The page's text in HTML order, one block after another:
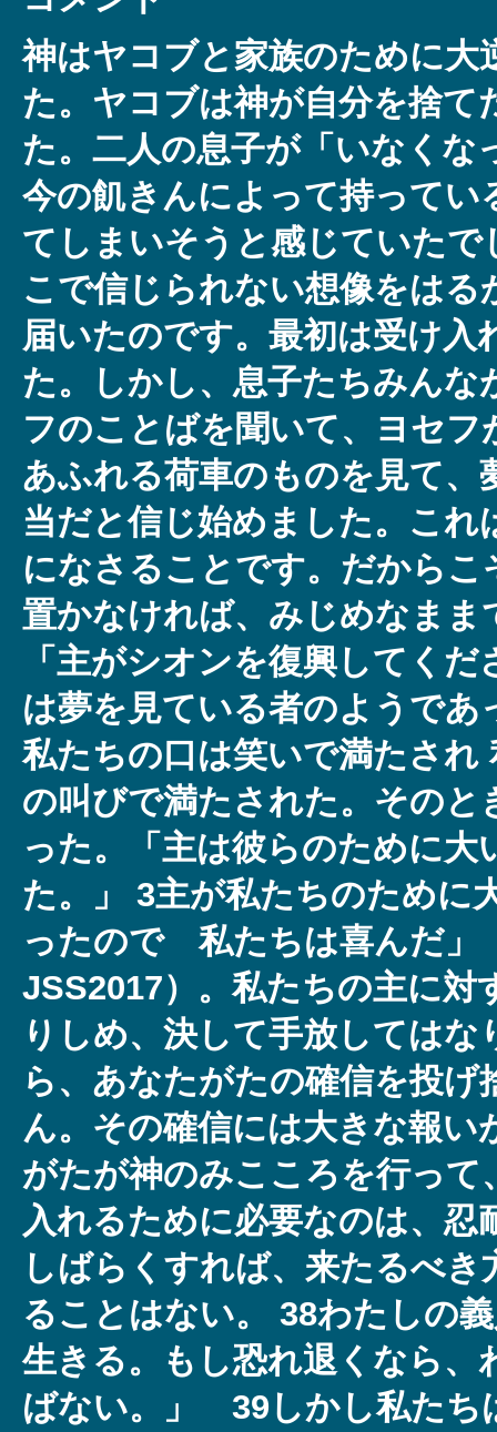
神はヤコブと家族のために大
た。ヤコブは神が自分を捨て
た。二人の息子が「いなくな
今の飢きんによって持ってい
てしまいそうと感じていたで
こで信じられない想像をはる
届いたのです。最初は受け入
た。しかし、息子たちみんな
フのことばを聞いて、ヨセ
あふれる荷車のものを見て、
当だと信じ始めました。これ
になさることです。だからこ
置かなければ、みじめなまま
「主がシオンを復興してく
は夢を見ている者のようで
私たちの口は笑いで満たされ
の叫びで満たされた。その
った。「主は彼らのために大
た。」 3主が私たちのために
ったので 私たちは喜んだ」
JSS2017）。私たちの主に対
りしめ、決して手放してはな
ら、あなたがたの確信を投げ
ん。その確信には大きな報い
がたが神のみこころを行って
入れるために必要なのは、忍
しばらくすれば、来たるべき
ることはない。 38わたしの
生きる。もし恐れ退くなら、
ばない。」 39しかし私たち